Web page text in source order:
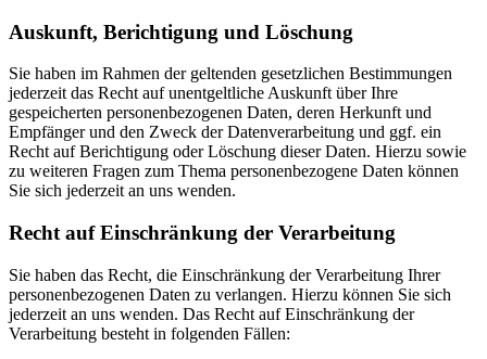
Auskunft, Berichtigung und Löschung
Sie haben im Rahmen der geltenden gesetzlichen Bestimmungen
jederzeit das Recht auf unentgeltliche Auskunft über Ihre
gespeicherten personenbezogenen Daten, deren Herkunft und
Empfänger und den Zweck der Datenverarbeitung und ggf. ein
Recht auf Berichtigung oder Löschung dieser Daten. Hierzu sowie
zu weiteren Fragen zum Thema personenbezogene Daten können
Sie sich jederzeit an uns wenden.
Recht auf Einschränkung der Verarbeitung
Sie haben das Recht, die Einschränkung der Verarbeitung Ihrer
personenbezogenen Daten zu verlangen. Hierzu können Sie sich
jederzeit an uns wenden. Das Recht auf Einschränkung der
Verarbeitung besteht in folgenden Fällen: